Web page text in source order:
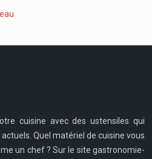
cuisine avec des ustensiles qui
Quel matériel de cuisine vous
un chef ? Sur le site gastronomie-